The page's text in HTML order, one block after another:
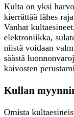
Kulta on yksi
kierrättää lähes
Vanhat
elektroniikka,
niistä voidaan
säästä
kaivosten
Kullan
Omista